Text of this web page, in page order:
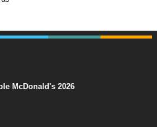
McDonald's 2026